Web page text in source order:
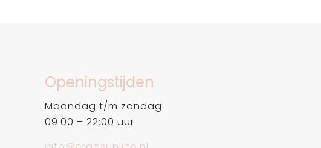
Openingstijden
Maandag t/m zondag:
09:00 – 22:00 uur